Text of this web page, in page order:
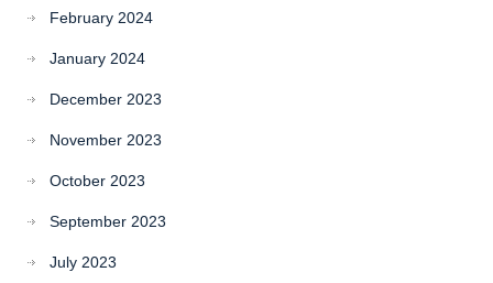
February 2024
January 2024
December 2023
November 2023
October 2023
September 2023
July 2023